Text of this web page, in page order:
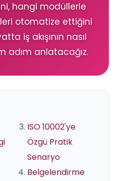
hangi modüllerle
otomatize ettiğini
iş akışının nasıl
adım anlatacağız.
ISO 10002'ye
Özgü Pratik
Senaryo
Belgelendirme